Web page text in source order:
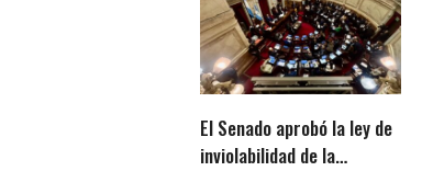
El Senado aprobó la ley de
inviolabilidad de la